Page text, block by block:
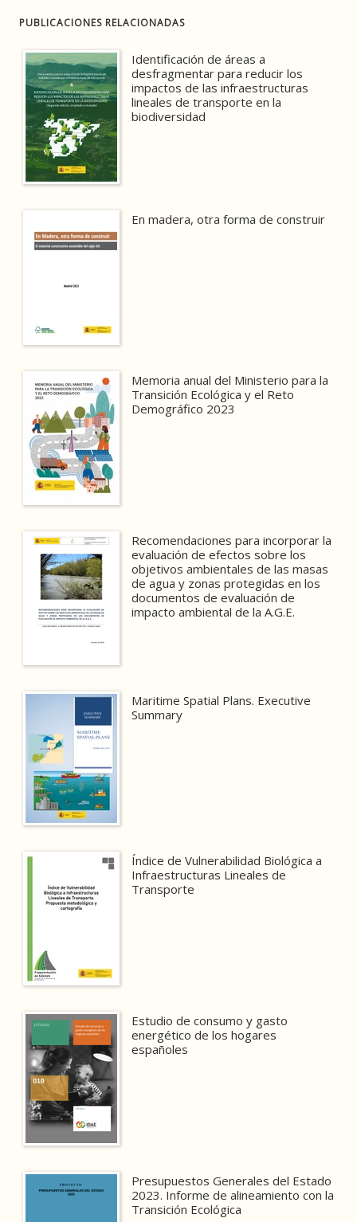
PUBLICACIONES RELACIONADAS
Identificación de áreas a
desfragmentar para reducir los
impactos de las infraestructuras
lineales de transporte en la
biodiversidad
En madera, otra forma de construir
Memoria anual del Ministerio para la
Transición Ecológica y el Reto
Demográfico 2023
Recomendaciones para incorporar la
evaluación de efectos sobre los
objetivos ambientales de las masas
de agua y zonas protegidas en los
documentos de evaluación de
impacto ambiental de la A.G.E.
Maritime Spatial Plans. Executive
Summary
Índice de Vulnerabilidad Biológica a
Infraestructuras Lineales de
Transporte
Estudio de consumo y gasto
energético de los hogares
españoles
Presupuestos Generales del Estado
2023. Informe de alineamiento con la
Transición Ecológica